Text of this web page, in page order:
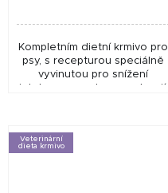
Kompletním dietní krmivo pro
psy, s recepturou speciálně
vyvinutou pro snížení
Veterinární
dieta krmivo